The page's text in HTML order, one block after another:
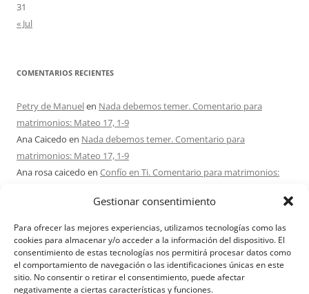
Gestionar consentimiento
Para ofrecer las mejores experiencias, utilizamos tecnologías como las
cookies para almacenar y/o acceder a la información del dispositivo. El
consentimiento de estas tecnologías nos permitirá procesar datos como
el comportamiento de navegación o las identificaciones únicas en este
sitio. No consentir o retirar el consentimiento, puede afectar
negativamente a ciertas características y funciones.
31
« Jul
COMENTARIOS RECIENTES
Petry de Manuelen Nada debemos temer. Comentario para
matrimonios: Mateo 17, 1-9
Ana Caicedo en Nada debemos temer. Comentario para
matrimonios: Mateo 17, 1-9
Ana rosa caicedo en Confío en Ti. Comentario para matrimonios:
en¿Ser o hacer? Comentario para Matrimonios:
Mateo 15, 1-2. 10-14
Maria Asuncion Herrero Mendezen¿Ser o hacer? Comentario para
Matrimonios: Mateo 15, 1-2. 10-14